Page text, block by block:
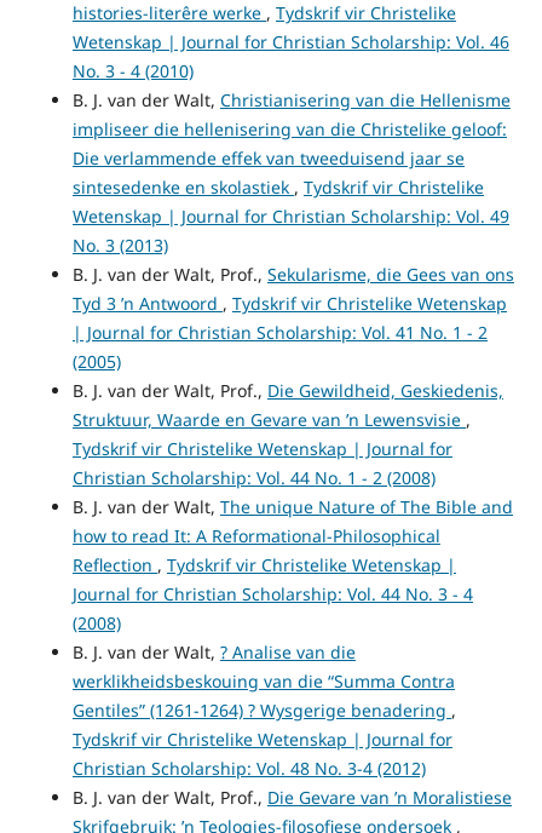
histories-literêre werke , Tydskrif vir Christelike
Wetenskap | Journal for Christian Scholarship: Vol. 46
No. 3 - 4 (2010)
B. J. van der Walt, Christianisering van die Hellenisme
impliseer die hellenisering van die Christelike geloof:
Die verlammende effek van tweeduisend jaar se
sintesedenke en skolastiek , Tydskrif vir Christelike
Wetenskap | Journal for Christian Scholarship: Vol. 49
No. 3 (2013)
B. J. van der Walt, Prof., Sekularisme, die Gees van ons
Tyd 3 ’n Antwoord , Tydskrif vir Christelike Wetenskap
| Journal for Christian Scholarship: Vol. 41 No. 1 - 2
(2005)
B. J. van der Walt, Prof., Die Gewildheid, Geskiedenis,
Struktuur, Waarde en Gevare van ’n Lewensvisie ,
Tydskrif vir Christelike Wetenskap | Journal for
Christian Scholarship: Vol. 44 No. 1 - 2 (2008)
B. J. van der Walt, The unique Nature of The Bible and
how to read It: A Reformational-Philosophical
Reflection , Tydskrif vir Christelike Wetenskap |
Journal for Christian Scholarship: Vol. 44 No. 3 - 4
(2008)
B. J. van der Walt, ? Analise van die
werklikheidsbeskouing van die “Summa Contra
Gentiles” (1261-1264) ? Wysgerige benadering ,
Tydskrif vir Christelike Wetenskap | Journal for
Christian Scholarship: Vol. 48 No. 3-4 (2012)
B. J. van der Walt, Prof., Die Gevare van ’n Moralistiese
Skrifgebruik: ’n Teologies-filosofiese ondersoek ,